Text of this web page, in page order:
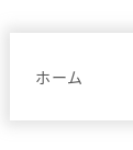
ホーム